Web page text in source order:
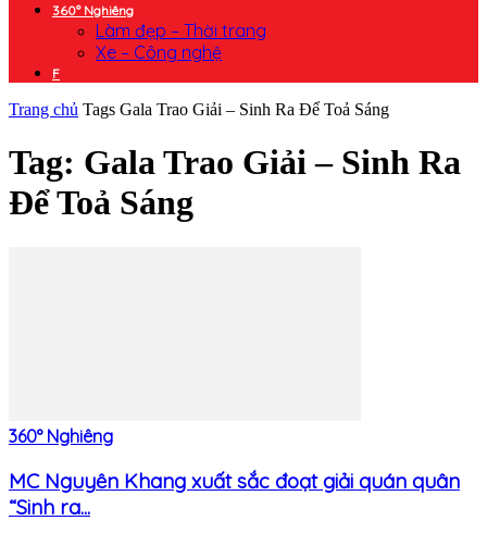
360° Nghiêng
Làm đẹp – Thời trang
Xe – Công nghệ
F
Trang chủ Tags Gala Trao Giải – Sinh Ra Để Toả Sáng
Tag: Gala Trao Giải – Sinh Ra
Để Toả Sáng
360° Nghiêng
MC Nguyên Khang xuất sắc đoạt giải quán quân
“Sinh ra...